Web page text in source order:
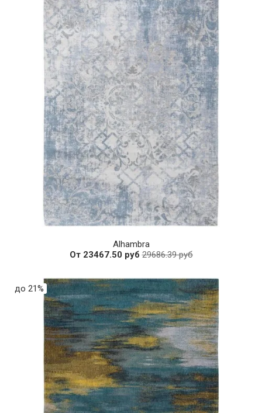
Alhambra
От 23467.50 руб29686.39 руб
до 21%